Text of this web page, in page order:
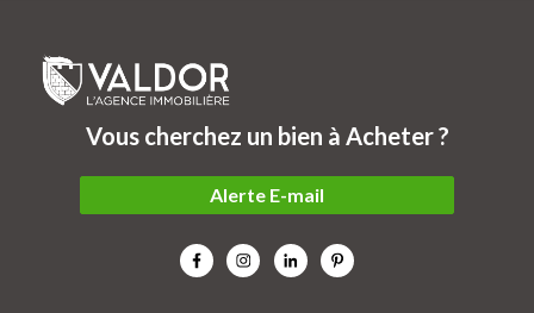
Vous cherchez un bien à Acheter ?
Alerte E-mail